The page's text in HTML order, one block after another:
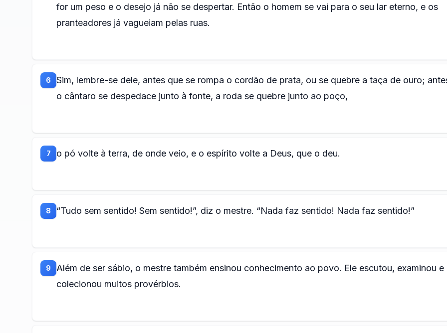
for um peso e o desejo já não se despertar. Então o homem se vai para o seu lar eterno, e os
pranteadores já vagueiam pelas ruas.
6
Sim, lembre-se dele, antes que se rompa o cordão de prata, ou se quebre a taça de ouro;
o cântaro se despedace junto à fonte, a roda se quebre junto ao poço,
7 o pó volte à terra, de onde veio, e o espírito volte a Deus, que o deu.
8 “Tudo sem sentido! Sem sentido!”, diz o mestre. “Nada faz sentido! Nada faz sentido!”
9
Além de ser sábio, o mestre também ensinou conhecimento ao povo. Ele escutou, examinou e
colecionou muitos provérbios.